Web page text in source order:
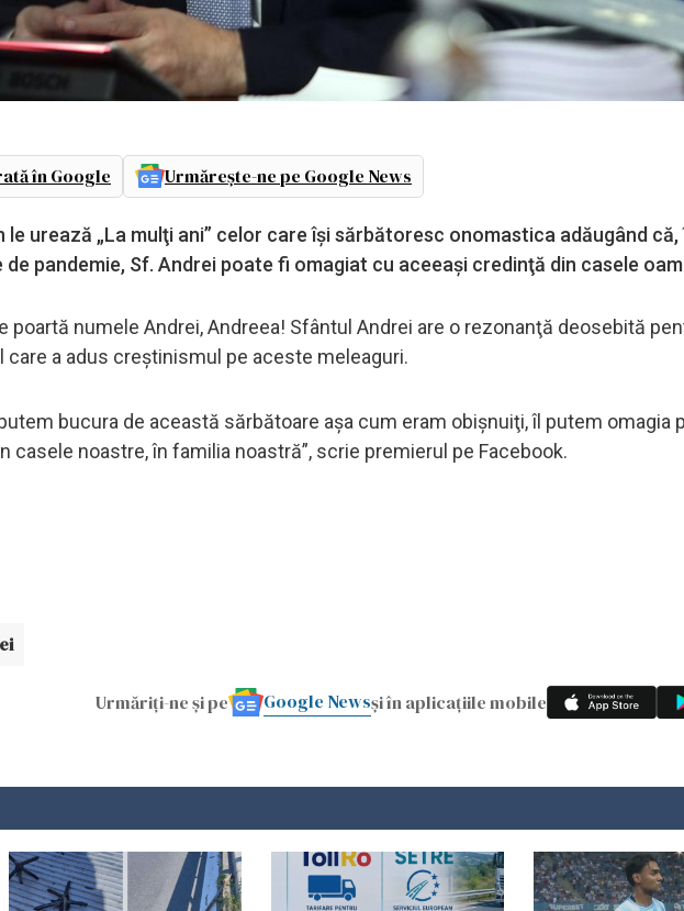
în Google Urmărește-ne pe Google News
urează „La mulţi ani” celor care îşi sărbătoresc onomastica adăugând că,
pandemie, Sf. Andrei poate fi omagiat cu aceeaşi credinţă din casele
poartă numele Andrei, Andreea! Sfântul Andrei are o rezonanţă deosebită
a adus creştinismul pe aceste meleaguri.
bucura de această sărbătoare aşa cum eram obişnuiţi, îl putem omagia
casele noastre, în familia noastră”, scrie premierul pe Facebook.
Urmăriți-ne și pe Google Newsși în aplicațiile mobile